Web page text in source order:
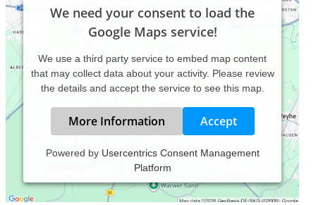
We need your consent to load the
Google Maps service!
We use a third party service to embed map content
that may collect data about your activity. Please review
the details and accept the service to see this map.
More Information Accept
Powered by Usercentrics Consent Management
Platform
Psychologische Beratung